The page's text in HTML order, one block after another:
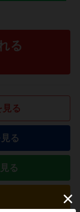
る
る
る
る